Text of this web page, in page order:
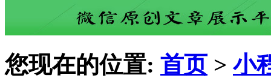
您现在的位置: 首页 >小